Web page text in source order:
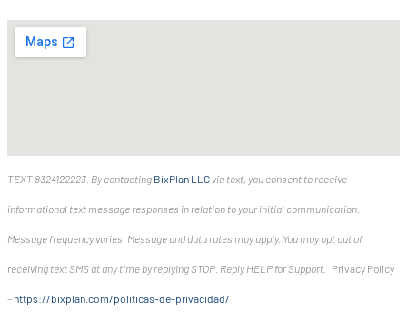
TEXT 8324122223. By contacting BixPlan LLC via text, you consent to receive
informational text message responses in relation to your initial communication.
Message frequency varies. Message and data rates may apply. You may opt out of
receiving text SMS at any time by replying STOP. Reply HELP for Support. Privacy Policy
– https://bixplan.com/politicas-de-privacidad/